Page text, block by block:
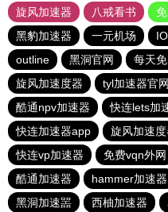
旋风加速器
八戒看书
黑豹加速器
一元机场
outline
黑洞官网 每天
旋风加速度器
tyl加速器官网
酷通npv加速器
快连lets加
快连加速器app
旋风加速度
快连vp加速器
免费vqn外网
酷通加速器
hammer加速器
黑洞加速噐
西柚加速器